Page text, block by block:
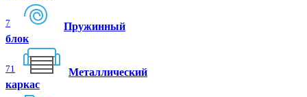
7
Пружинный
блок
71
Металлический
каркас